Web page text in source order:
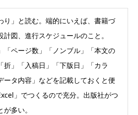
り」と読む。端的にいえば、書籍づ
計図、進行スケジュールのこと。
「ページ数」「ノンブル」「本文の
折」「入稿日」「下版日」「カラ
ータ内容」などを記載しておくと便
」でつくるので充分。出版社がつ
が多い。